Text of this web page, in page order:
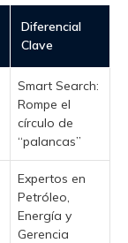
Diferencial
Clave
Smart Search:
Rompe el
círculo de
“palancas”
Expertos en
Petróleo,
Energía y
Gerencia